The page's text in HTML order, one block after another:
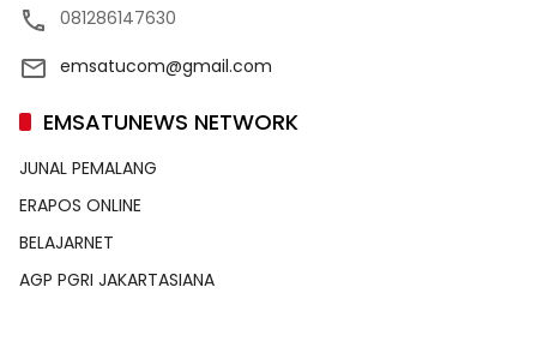
081286147630
emsatucom@gmail.com
EMSATUNEWS NETWORK
JUNAL PEMALANG
ERAPOS ONLINE
BELAJARNET
AGP PGRI JAKARTASIANA